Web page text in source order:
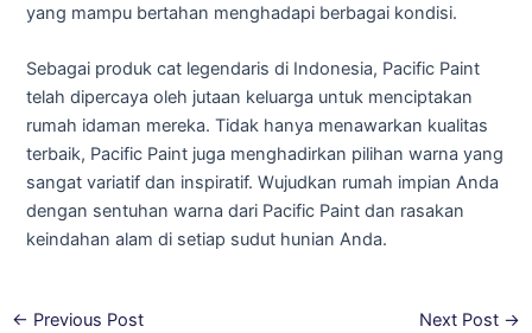
yang mampu bertahan menghadapi berbagai kondisi.
Sebagai produk cat legendaris di Indonesia, Pacific Paint
telah dipercaya oleh jutaan keluarga untuk menciptakan
rumah idaman mereka. Tidak hanya menawarkan kualitas
terbaik, Pacific Paint juga menghadirkan pilihan warna yang
sangat variatif dan inspiratif. Wujudkan rumah impian Anda
dengan sentuhan warna dari Pacific Paint dan rasakan
keindahan alam di setiap sudut hunian Anda.
← Previous Post Next Post →